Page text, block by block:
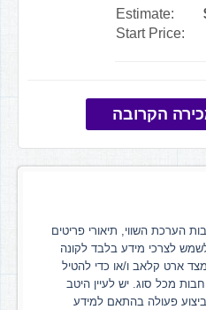
Estimate:
Start Price:
הקרובה
הערכת השווי, תיאורי פריטים
לצרכי מידע בלבד לקונה
ארט קלאב ו/או כדי להטיל
מכל סוג. יש לעיין היטב
פעולה בהתאם למידע